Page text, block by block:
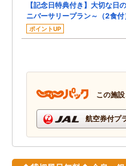
【記念日特典付き】大切な日
ニバーサリープラン～（2食付
ポイントUP
この施
航空券付プ